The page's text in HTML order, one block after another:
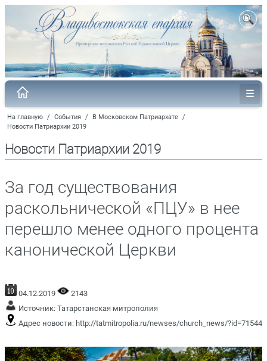
На главную / События / В Московском Патриархате /
Новости Патриархии 2019
Новости Патриархии 2019
За год существования
раскольнической «ПЦУ» в нее
перешло менее одного процента
канонической Церкви
04.12.2019
2143
Источник: Татарстанская митрополия
Адрес новости: http://tatmitropolia.ru/newses/church_news/?id=71544